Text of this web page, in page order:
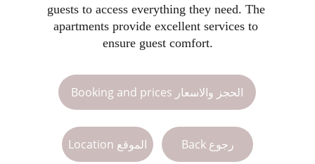
Back رجوع
guests to access everything they need. The
apartments provide excellent services to
ensure guest comfort.
Location الموقع
Booking and prices الحجز والاسعار